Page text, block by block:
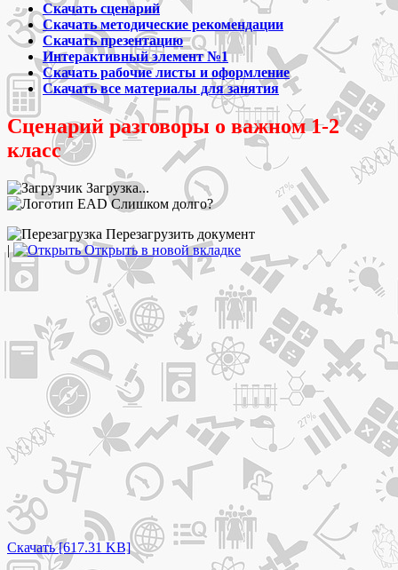
Скачать сценарий
Скачать методические рекомендации
Скачать презентацию
Интерактивный элемент №1
Скачать рабочие листы и оформление
Скачать все материалы для занятия
Сценарий разговоры о важном 1-2
класс
Загрузка...
Слишком долго?
Перезагрузить документ
|
Открыть в новой вкладке
Скачать [617.31 KB]